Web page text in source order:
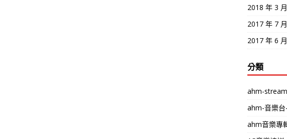
2018 年 3 月
2017 年 7 月
2017 年 6 月
分類
ahm-
ahm-音樂台
ahm音樂專